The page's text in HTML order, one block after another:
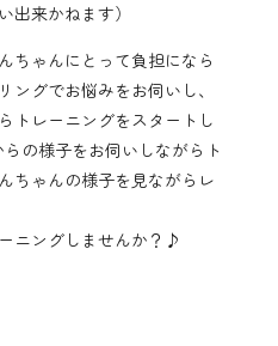
来かねます）
ちゃんにとって負担になら
ングでお悩みをお伺いし、
トレーニングをスタートし
の様子をお伺いしながらト
ちゃんの様子を見ながらレ
ニングしませんか？♪